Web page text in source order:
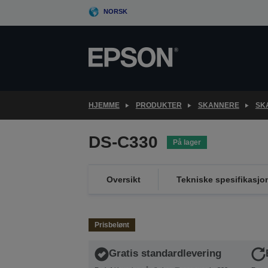
NORSK
HJEMME PRODUKTER SKANNERE
DS-C330 På lager
Oversikt Tekniske
Prisbelønt
Gratis standardlevering